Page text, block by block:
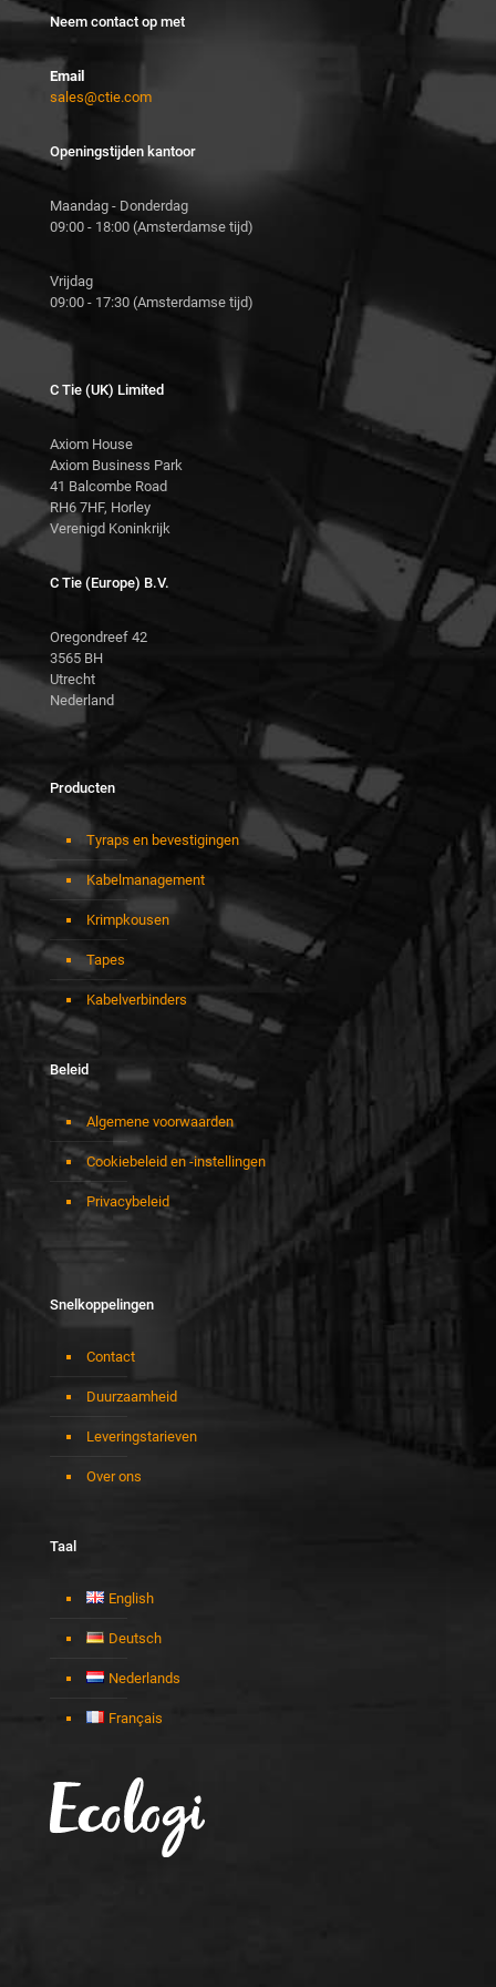
Neem contact op met
Email
sales@ctie.com
Openingstijden kantoor
Maandag - Donderdag
09:00 - 18:00 (Amsterdamse tijd)
Vrijdag
09:00 - 17:30 (Amsterdamse tijd)
C Tie (UK) Limited
Axiom House
Axiom Business Park
41 Balcombe Road
RH6 7HF, Horley
Verenigd Koninkrijk
C Tie (Europe) B.V.
Oregondreef 42
3565 BH
Utrecht
Nederland
Producten
Tyraps en bevestigingen
Kabelmanagement
Krimpkousen
Tapes
Kabelverbinders
Beleid
Algemene voorwaarden
Cookiebeleid en -instellingen
Privacybeleid
Snelkoppelingen
Contact
Duurzaamheid
Leveringstarieven
Over ons
Taal
English
Deutsch
Nederlands
Français